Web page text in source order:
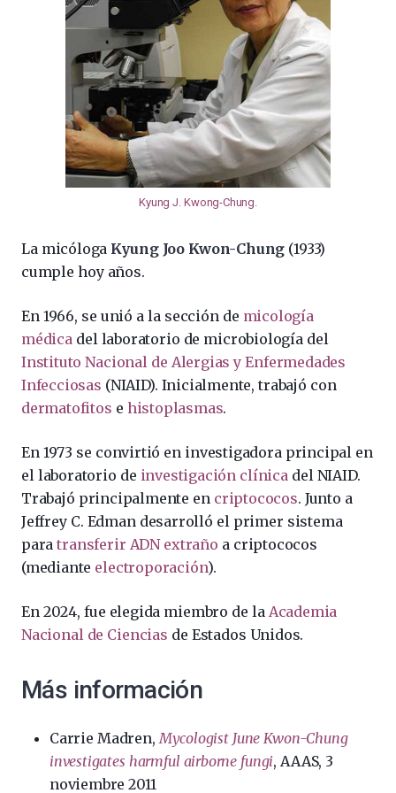
Kyung J. Kwong-Chung.
La micóloga Kyung Joo Kwon-Chung (1933)
cumple hoy años.
En 1966, se unió a la sección de micología
médicadel laboratorio de microbiología del
Instituto Nacional de Alergias y Enfermedades
Infecciosas (NIAID). Inicialmente, trabajó con
dermatofitos e histoplasmas.
En 1973 se convirtió en investigadora principal en
el laboratorio de investigación clínicadel NIAID.
Trabajó principalmente en criptococos. Junto a
Jeffrey C. Edmandesarrolló el primer sistema
paratransferir ADN extraño a criptococos
(mediante electroporación).
En 2024, fue elegida miembro de la Academia
Nacional de Ciencias de Estados Unidos.
Más información
Carrie Madren,Mycologist June Kwon-Chung
investigates harmful airborne fungi, AAAS, 3
noviembre 2011